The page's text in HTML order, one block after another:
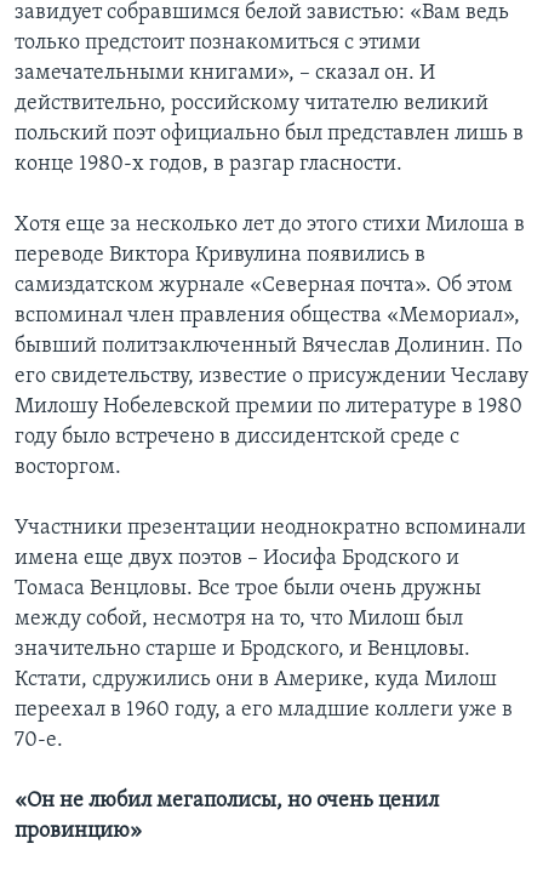
завидует собравшимся белой завистью: «Вам ведь
только предстоит познакомиться с этими
замечательными книгами», – сказал он. И
действительно, российскому читателю великий
польский поэт официально был представлен лишь в
конце 1980-х годов, в разгар гласности.
Хотя еще за несколько лет до этого стихи Милоша в
переводе Виктора Кривулина появились в
самиздатском журнале «Северная почта». Об этом
вспоминал член правления общества «Мемориал»,
бывший политзаключенный Вячеслав Долинин. По
его свидетельству, известие о присуждении Чеславу
Милошу Нобелевской премии по литературе в 1980
году было встречено в диссидентской среде с
восторгом.
Участники презентации неоднократно вспоминали
имена еще двух поэтов – Иосифа Бродского и
Томаса Венцловы. Все трое были очень дружны
между собой, несмотря на то, что Милош был
значительно старше и Бродского, и Венцловы.
Кстати, сдружились они в Америке, куда Милош
переехал в 1960 году, а его младшие коллеги уже в
70-е.
«Он не любил мегаполисы, но очень ценил
провинцию»